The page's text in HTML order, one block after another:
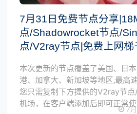
7月31日免费节点分享
点/Shadowrocket节点/
点/V2ray节点|免费上网
本次更新的节点覆盖了美国、日
港、加拿大、新加坡等地区,最高
您只需复制下方提供的V2ray节
机场，在客户端添加后即可正常使
7月